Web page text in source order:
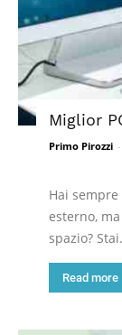
Miglior
Primo Pirozzi -
Hai
esterno,
spazio?
Read more